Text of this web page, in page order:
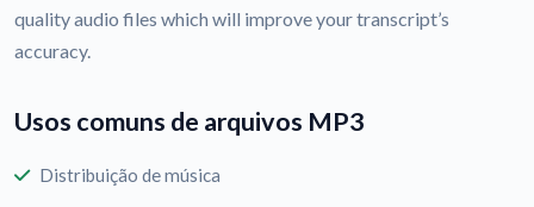
quality audio files which will improve your transcript’s
accuracy.
Usos comuns de arquivos MP3
Distribuição de música